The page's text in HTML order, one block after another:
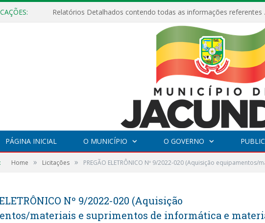
Relatórios Detalhados
PÁGINA INICIAL O MUNICÍPIO O GOVERNO
Home » Licitações » PREGÃO ELETRÔNICO Nº 9/2022-020 (Aquisição
Nº 9/2022-020 (Aquisição
materiais e suprimentos de informática e